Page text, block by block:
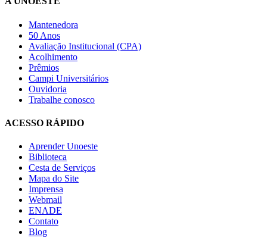
Mantenedora
50 Anos
Avaliação Institucional (CPA)
Acolhimento
Prêmios
Campi Universitários
Ouvidoria
Trabalhe conosco
ACESSO RÁPIDO
Aprender Unoeste
Biblioteca
Cesta de Serviços
Mapa do Site
Imprensa
Webmail
ENADE
Contato
Blog